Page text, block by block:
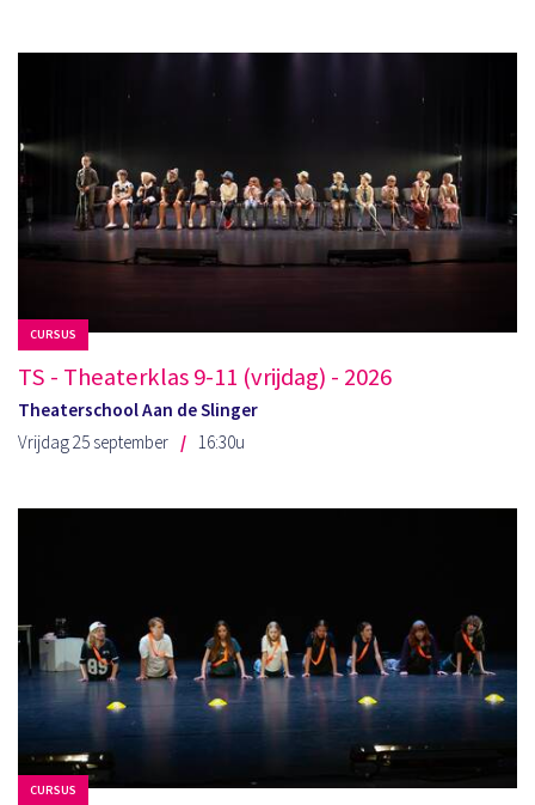
CURSUS
TS - Theaterklas 9-11 (vrijdag) - 2026
Theaterschool Aan de Slinger
Vrijdag 25 september
16:30u
CURSUS